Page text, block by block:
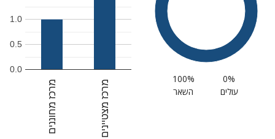
0%
עולים
100%
השאר
מרכז מחוננים מרכז מצטיינים
0.0
0.5
1.0